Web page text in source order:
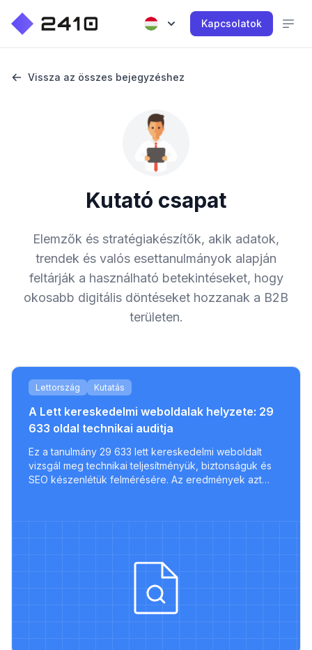
Kapcsolatok
Vissza az összes bejegyzéshez
Kutató csapat
Elemzők és stratégiakészítők, akik adatok,
trendek és valós esettanulmányok alapján
feltárják a használható betekintéseket, hogy
okosabb digitális döntéseket hozzanak a B2B
területen.
Lettország Kutatás
A Lett kereskedelmi weboldalak helyzete: 29
633 oldal technikai auditja
Ez a tanulmány 29 633 lett kereskedelmi weboldalt
vizsgál meg technikai teljesítményük, biztonságuk és
SEO készenlétük felmérésére. Az eredmények azt